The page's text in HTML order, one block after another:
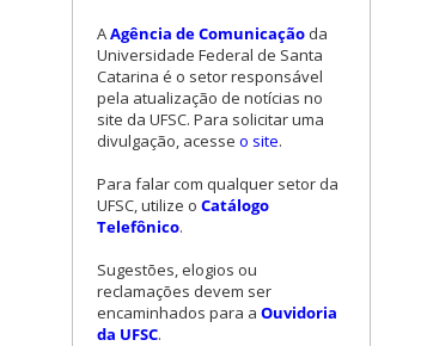
AAgência de Comunicação da
Universidade Federal de Santa
Catarina é o setor responsável
pela atualização de notícias no
site da UFSC. Para solicitar uma
divulgação, acesse o site.
Para falar com qualquer setor da
UFSC, utilize o Catálogo
Telefônico.
Sugestões, elogios ou
reclamações devem ser
encaminhados para a Ouvidoria
da UFSC.